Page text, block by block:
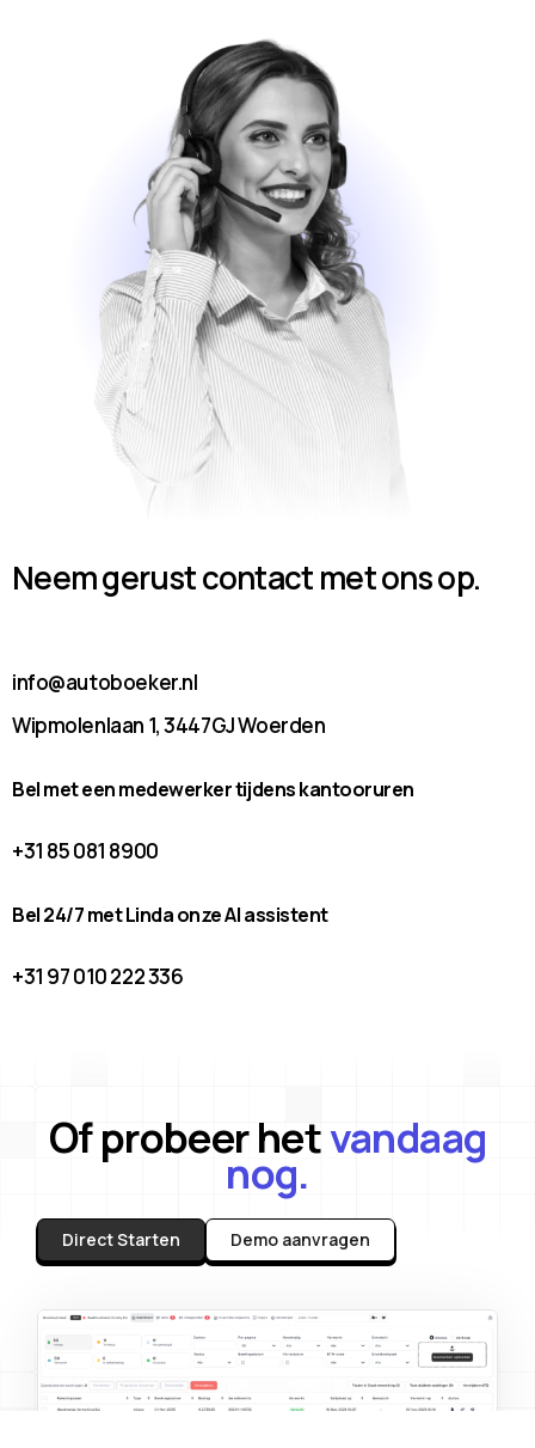
Neem gerust contact met ons op.
info@autoboeker.nl
Wipmolenlaan 1, 3447GJ Woerden
Bel met een medewerker tijdens kantooruren
+31 85 081 8900
Bel 24/7 met Linda onze AI assistent
+31 97 010 222 336
Of probeer hetvandaag
nog.
Direct Starten Demo aanvragen